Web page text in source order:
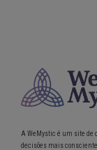
A WeMystic é um site de
decisões mais